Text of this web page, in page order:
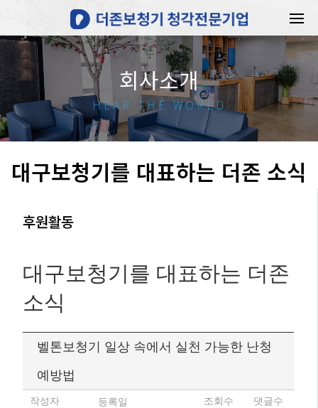
회사소개
HEAR THE WORLD
대구보청기를 대표하는 더존 소식
후원활동
대구보청기를 대표하는 더존
소식
벨톤보청기 일상 속에서 실천 가능한 난청
예방법
작성자
등록일
조회수
댓글수